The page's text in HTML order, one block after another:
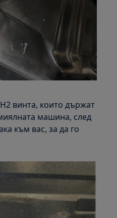
винта, които държат
машина, след
към вас, за да го